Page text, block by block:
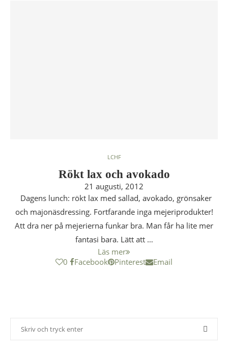
LCHF
Rökt lax och avokado
21 augusti, 2012
Dagens lunch: rökt lax med sallad, avokado, grönsaker
och majonäsdressing. Fortfarande inga mejeriprodukter!
Att dra ner på mejerierna funkar bra. Man får ha lite mer
fantasi bara. Lätt att …
Läs mer
0
Facebook Pinterest Email